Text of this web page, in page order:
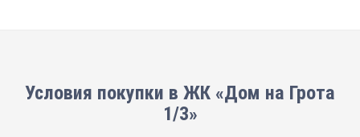
Условия покупки в ЖК «Дом на Грота
1/3»